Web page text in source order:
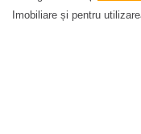
Imobiliare și pentru